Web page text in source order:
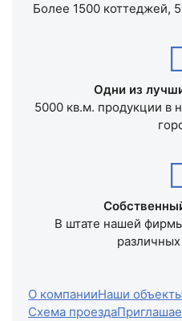
Более 1500 коттеджей,
Одни из
5000 кв.м. продукции в
В штате нашей
О компанииНаши объекты
Схема проезда